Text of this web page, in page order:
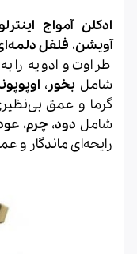
ادکلن آمواج اینترلود ۵۳
آویشن، فلفل
طراوت و ادویه را
شامل بخور،
گرما و عمق
شامل دود، چرم،
رایحه‌ای ماندگار و